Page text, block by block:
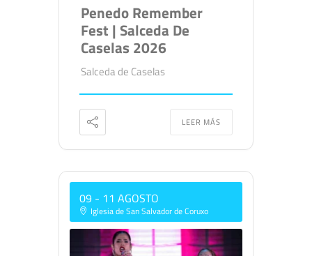
Penedo Remember
Fest | Salceda De
Caselas 2026
Salceda de Caselas
LEER MÁS
09 - 11 AGOSTO
Iglesia de San Salvador de Coruxo